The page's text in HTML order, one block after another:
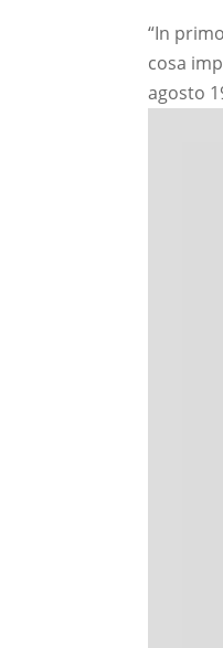
“In
cosa
agosto